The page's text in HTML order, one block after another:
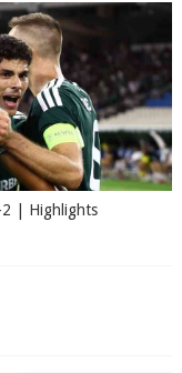
2 | Highlights